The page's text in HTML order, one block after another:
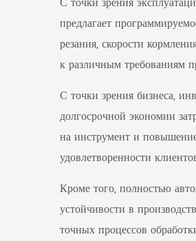
предлагает
резания, скорости
к различным требованиям
С точки зрения бизнеса,
долгосрочной экономии
на инструмент и
удовлетворенности
Кроме того, полностью
устойчивости в
точных процессов